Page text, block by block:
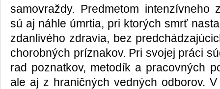
samovraždy. Predmetom intenzívneho
sú aj náhle úmrtia, pri ktorých smrť
zdanlivého zdravia, bez
chorobných príznakov. Pri svojej práci
rad poznatkov, metodík a pracovných
ale aj z hraničných vedných odborov.